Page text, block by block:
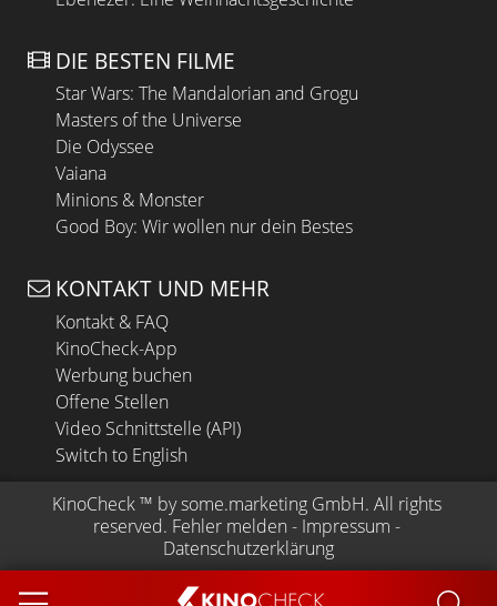
DIE BESTEN FILME
Star Wars: The Mandalorian and Grogu
Masters of the Universe
Die Odyssee
Vaiana
Minions & Monster
Good Boy: Wir wollen nur dein Bestes
KONTAKT UND MEHR
Kontakt & FAQ
KinoCheck-App
Werbung buchen
Offene Stellen
Video Schnittstelle (API)
Switch to English
KinoCheck ™ by some.marketing GmbH. All rights
reserved. Fehler melden - Impressum -
Datenschutzerklärung